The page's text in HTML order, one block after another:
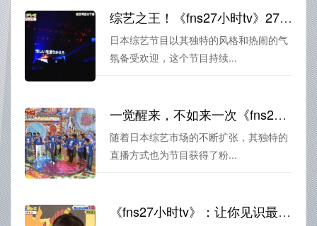
综艺之王！《fns27小时tv》27小时直播惊喜不停！在线看详情
日本综艺节目以其独特的风格和热闹的气
氛备受欢迎，这个节目持续...
一觉醒来，不如来一次《fns27小时》综艺2021观看
随着日本综艺市场的不断扩张，其独特的
直播方式也为节目获得了粉...
《fns27小时tv》：让你见识最极致的日本综艺风格